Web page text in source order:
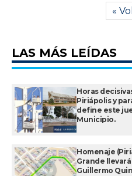
«
LAS MÁS LEÍDAS
Horas
Piriápolis y
define este
Municipio.
Homenaje
Grande
Guillermo